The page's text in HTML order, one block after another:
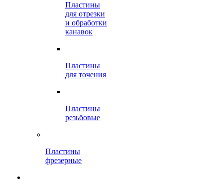
Пластины
для отрезки
и обработки
канавок
Пластины
для точения
Пластины
резьбовые
Пластины
фрезерные